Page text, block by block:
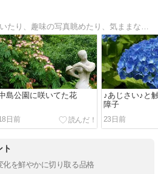
島公園に咲いてた花
日前
♪あじさい♪と
障子
23日前
ト
化を鮮やかに切り取る品格